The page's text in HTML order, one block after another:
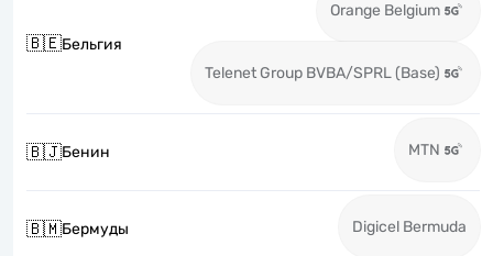
🇧🇪Бельгия
Orange Belgium
Telenet Group BVBA/SPRL (Base)
🇧🇯Бенин MTN
🇧🇲Бермуды Digicel Bermuda